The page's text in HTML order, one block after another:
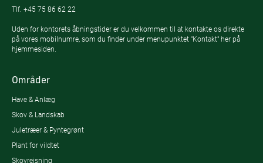
Tlf. +45 75 86 62 22
Uden for kontorets åbningstider er du velkommen til at kontakte os direkte
på vores mobilnumre, som du finder under menupunktet "Kontakt" her på
hjemmesiden.
Områder
Have & Anlæg
Skov & Landskab
Juletræer & Pyntegrønt
Plant for vildtet
Skovrejsning